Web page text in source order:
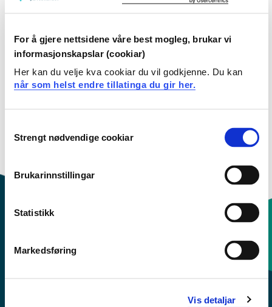
For å gjere nettsidene våre best mogleg, brukar vi
informasjonskapslar (cookiar)
Her kan du velje kva cookiar du vil godkjenne. Du kan
når som helst endre tillatinga du gir her.
Selection
Strengt nødvendige cookiar
Brukarinnstillingar
Statistikk
Markedsføring
Vis detaljar
Filtervalg
ING003 Grunnleggende fysikk
2026-2027